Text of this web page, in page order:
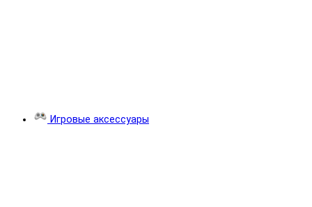
Игровые аксессуары